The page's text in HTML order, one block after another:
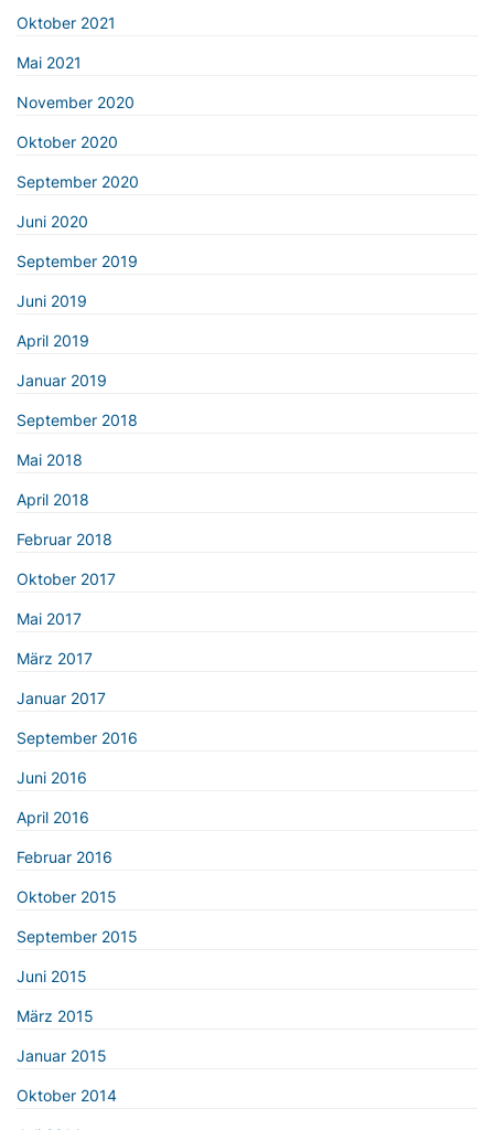
Oktober 2021
Mai 2021
November 2020
Oktober 2020
September 2020
Juni 2020
September 2019
Juni 2019
April 2019
Januar 2019
September 2018
Mai 2018
April 2018
Februar 2018
Oktober 2017
Mai 2017
März 2017
Januar 2017
September 2016
Juni 2016
April 2016
Februar 2016
Oktober 2015
September 2015
Juni 2015
März 2015
Januar 2015
Oktober 2014